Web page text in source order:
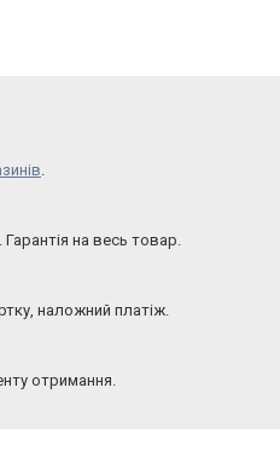
.
на весь товар.
наложний платіж.
отримання.